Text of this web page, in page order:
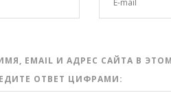
EMAIL И АДРЕС САЙТА В
ОТВЕТ ЦИФРАМИ: